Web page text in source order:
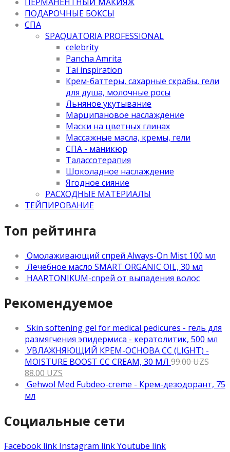
ПОДАРОЧНЫЕ БОКСЫ
СПА
SPAQUATORIA PROFESSIONAL
celebrity
Pancha Amrita
Tai inspiration
Крем-баттеры, сахарные скрабы, гели
для душа, молочные росы
Льняное укутывание
Марципановое наслаждение
Маски на цветных глинах
Массажные масла, кремы, гели
СПА - маникюр
Талассотерапия
Шоколадное наслаждение
Ягодное сияние
РАСХОДНЫЕ МАТЕРИАЛЫ
ТЕЙПИРОВАНИЕ
Топ рейтинга
Омолаживающий спрей Always-On Mist 100 мл
Лечебное масло SMART ORGANIC OIL, 30 мл
HAARTONIKUM-спрей от выпадения волос
Рекомендуемое
Skin softening gel for medical pedicures - гель для
размягчения эпидермиса - кератолитик, 500 мл
УВЛАЖНЯЮЩИЙ КРЕМ-ОСНОВА CC (LIGHT) -
MOISTURE BOOST CC CREAM, 30 МЛ 99.00UZS
88.00 UZS
Gehwol Med Fubdeo-creme - Крем-дезодорант, 75
мл
Социальные сети
Facebook link Instagram linkYoutube link